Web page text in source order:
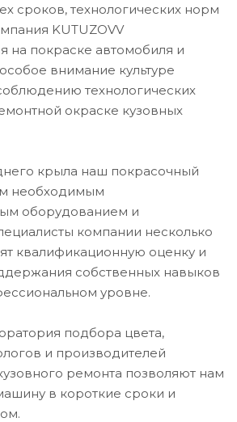
сроков, технологических норм
KUTUZOVV
на покраске автомобиля и
внимание культуре
технологических
окраске кузовных
крыла наш покрасочный
необходимым
оборудованием и
компании несколько
квалификационную оценку и
собственных навыков
уровне.
подбора цвета,
и производителей
ремонта позволяют нам
в короткие сроки и